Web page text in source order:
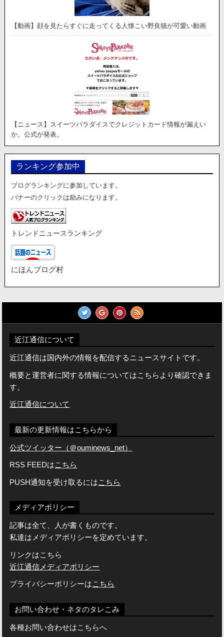
【動画】顔を見たらすぐに走ってくる人懐こい野良猫が可愛い動画
【ニュース】スイーツパラダイスでクレジットカード情報が漏えい
か。公式が発表。
ランキング参加中
ブログランキングに参加しています。
バナーのクリックは励みになります。
トレンドニュースランキング
にほんブログ村
近江通信について
近江通信は国内外の情報を配信するニュースサイトです。
概要と運営者に関する情報についてはこちらより確認できま
す。
近江通信について
最新の更新情報はこちらから
公式ツイッター（＠ouminews_net）
RSS FEEDはこちら
PUSH通知を受け取るにはこちら
メディアポリシー
記事は全て、人が書くものです。
私達はメディアポリシーを定めています。
リンクはこちら
近江通信メディアポリシー
プライバシーポリシーはこちら
お問い合わせ・ネタのタレこみ
各種お問い合わせはこちらへ